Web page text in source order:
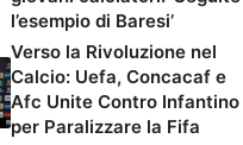
l’esempio di Baresi’
Verso la Rivoluzione nel
Calcio: Uefa, Concacaf e
Afc Unite Contro Infantino
per Paralizzare la Fifa